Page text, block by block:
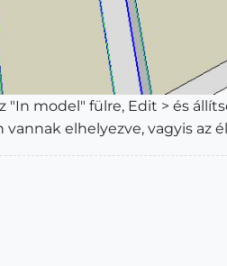
model" fülre, Edit > és
elhelyezve, vagyis az